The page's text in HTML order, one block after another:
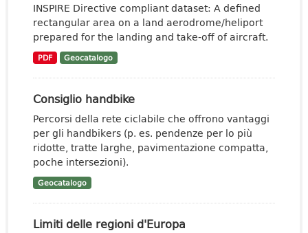
INSPIRE Directive compliant dataset: A defined
rectangular area on a land aerodrome/heliport
prepared for the landing and take-off of aircraft.
PDF Geocatalogo
Consiglio handbike
Percorsi della rete ciclabile che offrono vantaggi
per gli handbikers (p. es. pendenze per lo più
ridotte, tratte larghe, pavimentazione compatta,
poche intersezioni).
Geocatalogo
Limiti delle regioni d'Europa